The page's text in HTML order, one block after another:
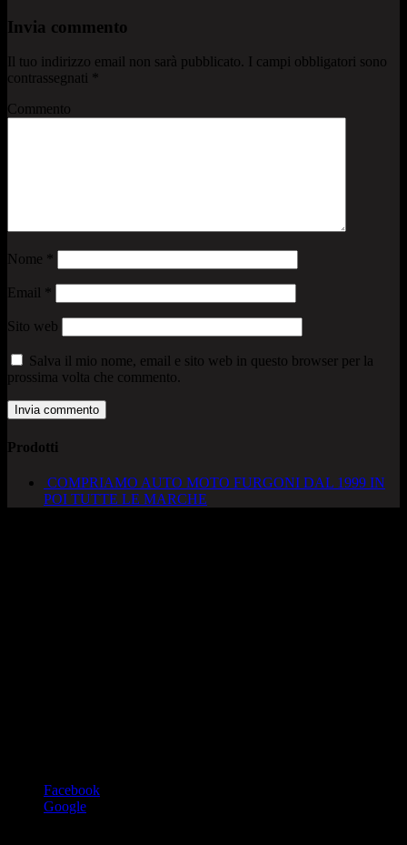
Invia commento
Il tuo indirizzo email non sarà pubblicato.
I campi obbligatori sono
contrassegnati
Commento
Nome
Email
Sito web
Salva il mio nome, email e sito web in questo browser per la
prossima volta che commento.
Prodotti
COMPRIAMO AUTO MOTO FURGONI DAL 1999 IN
POI TUTTE LE MARCHE
Facebook
Google